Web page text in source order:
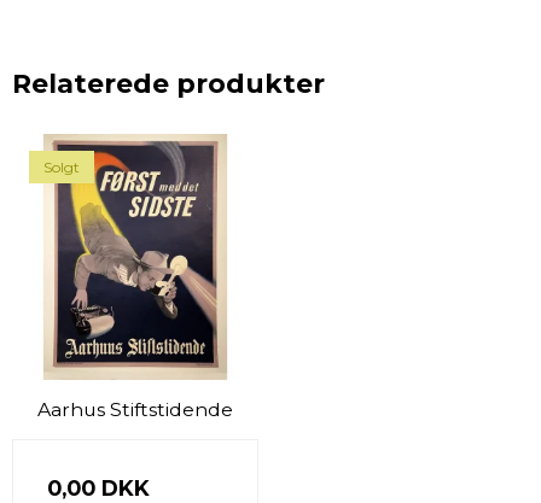
Relaterede produkter
Solgt
Aarhus Stiftstidende
0,00 DKK